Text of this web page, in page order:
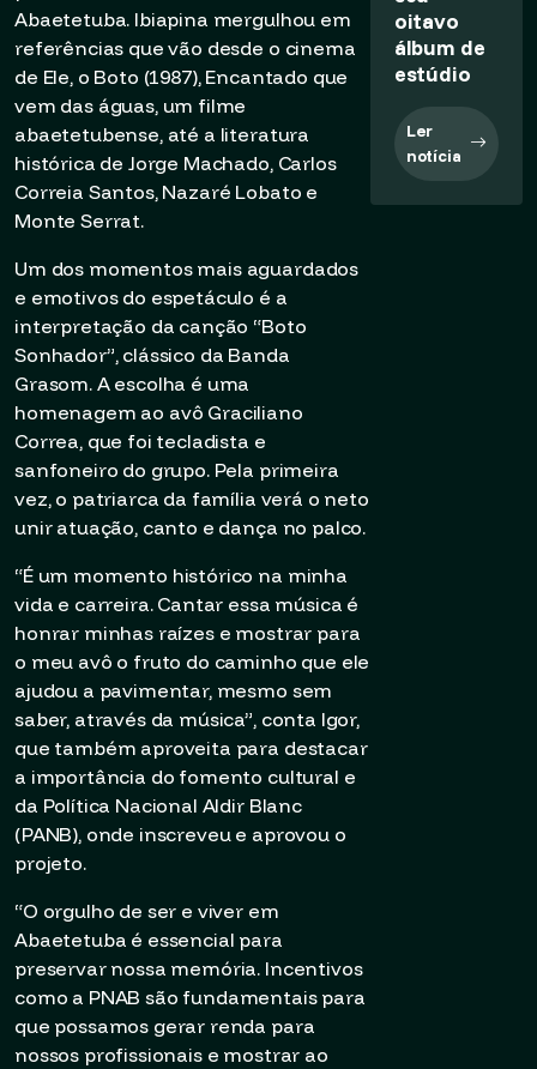
Abaetetuba. Ibiapina mergulhou em
referências que vão desde o cinema
de Ele, o Boto (1987), Encantado que
vem das águas, um filme
abaetetubense, até a literatura
histórica de Jorge Machado, Carlos
Correia Santos, Nazaré Lobato e
Monte Serrat.
Um dos momentos mais aguardados
e emotivos do espetáculo é a
interpretação da canção “Boto
Sonhador”, clássico da Banda
Grasom. A escolha é uma
homenagem ao avô Graciliano
Correa, que foi tecladista e
sanfoneiro do grupo. Pela primeira
vez, o patriarca da família verá o neto
unir atuação, canto e dança no palco.
“É um momento histórico na minha
vida e carreira. Cantar essa música é
honrar minhas raízes e mostrar para
o meu avô o fruto do caminho que ele
ajudou a pavimentar, mesmo sem
saber, através da música”, conta Igor,
que também aproveita para destacar
a importância do fomento cultural e
da Política Nacional Aldir Blanc
(PANB), onde inscreveu e aprovou o
projeto.
“O orgulho de ser e viver em
Abaetetuba é essencial para
preservar nossa memória. Incentivos
como a PNAB são fundamentais para
que possamos gerar renda para
nossos profissionais e mostrar ao
oitavo
álbum de
estúdio
Ler
notícia